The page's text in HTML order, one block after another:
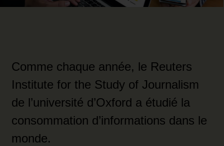
Comme chaque année, le Reuters
Institute for the Study of Journalism
de l’université d’Oxford a étudié la
consommation d’informations dans le
monde.